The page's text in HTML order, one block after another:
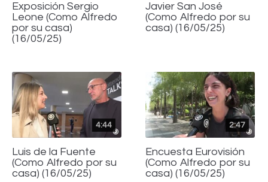
Exposición Sergio
Leone (Como Alfredo
por su casa)
(16/05/25)
Javier San José
(Como Alfredo por su
casa) (16/05/25)
4:44
Luis de la Fuente
(Como Alfredo por su
casa) (16/05/25)
2:47
Encuesta Eurovisión
(Como Alfredo por su
casa) (16/05/25)